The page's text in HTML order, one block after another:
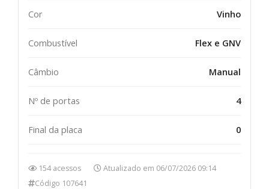
Cor Vinho
Combustível Flex e GNV
Câmbio Manual
Nº de portas 4
Final da placa 0
154 acessos
Atualizado em 06/07/2026 09:14
Código 107641